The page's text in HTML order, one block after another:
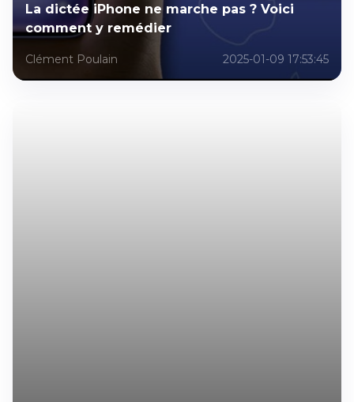
La dictée iPhone ne marche pas ? Voici
comment y remédier
Clément Poulain 2025-01-09 17:53:45